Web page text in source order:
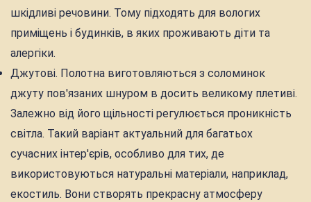
шкідливі речовини. Тому підходять для вологих
приміщень і будинків, в яких проживають діти та
алергіки.
Джутові. Полотна виготовляються з соломинок
джуту пов'язаних шнуром в досить великому плетиві.
Залежно від його щільності регулюється проникність
світла. Такий варіант актуальний для багатьох
сучасних інтер'єрів, особливо для тих, де
використовуються натуральні матеріали, наприклад,
екостиль. Вони створять прекрасну атмосферу